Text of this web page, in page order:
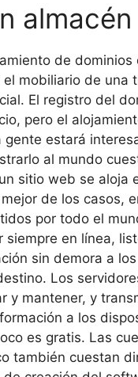
almacén
de dominios
mobiliario de una
El registro del
pero el
gente estará
al mundo
sitio web se aloja
de los casos,
por todo el
siempre en línea,
sin demora a los
Los
y mantener, y
a los
es gratis. Las
también cuestan